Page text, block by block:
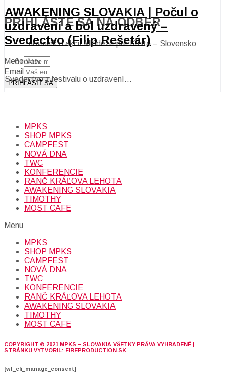
AWAKENING SLOVAKIA | Počul o
uzdravení a bol uzdravený –
Svedectvo (Filip Rešetár)
— 6 rokov
Svedectvo z festivalu o uzdravení…
PRIHLÁSTE SA NA ODBER
noviniek a akcií Mládeže pre Krista – Slovensko
Meno
Email
PRIHLÁSIŤ SA
MPKS
SHOP MPKS
CAMPFEST
NOVÁ DNA
TWC
KONFERENCIE
RANČ KRÁĽOVA LEHOTA
AWAKENING SLOVAKIA
TIMOTHY
MOST CAFE
Menu
MPKS
SHOP MPKS
CAMPFEST
NOVÁ DNA
TWC
KONFERENCIE
RANČ KRÁĽOVA LEHOTA
AWAKENING SLOVAKIA
TIMOTHY
MOST CAFE
COPYRIGHT © 2021 MPKS – SLOVAKIA VŠETKY PRÁVA VYHRADENÉ |
STRÁNKU VYTVORIL: FIREPRODUCTION.SK
[wt_cli_manage_consent]